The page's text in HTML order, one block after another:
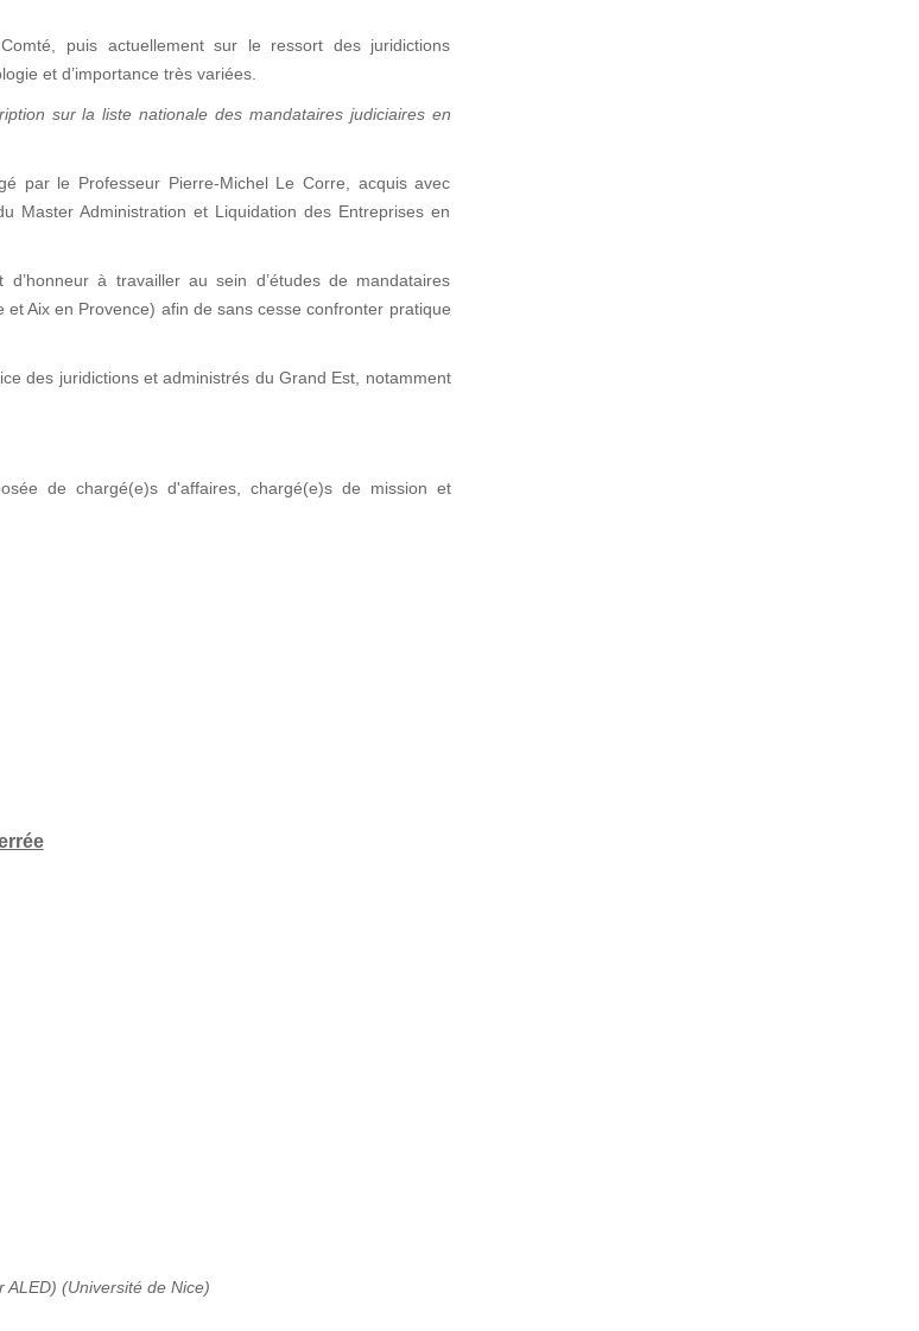
puis actuellement sur le ressort des juridictions
et d’importance très variées.
sur la liste nationale des mandataires judiciaires en
par le Professeur Pierre-Michel Le Corre, acquis avec
Master Administration et Liquidation des Entreprises en
à travailler au sein d’études de mandataires
Aix en Provence) afin de sans cesse confronter pratique
des juridictions et administrés du Grand Est, notamment
de chargé(e)s d'affaires, chargé(e)s de mission et
(Université de Nice)